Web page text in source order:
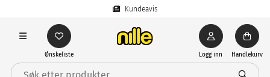
Kundeavis
Ønskeliste Logg inn Handlekurv